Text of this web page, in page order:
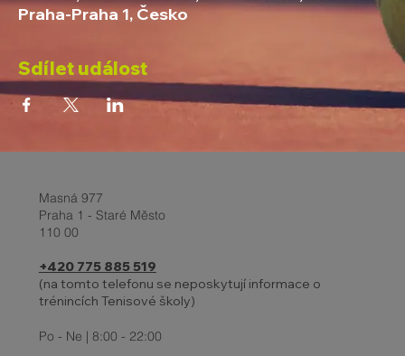
Praha-Praha 1, Česko
Sdílet událost
Masná 977
Praha 1 - Staré Město
110 00
+420 775 885 519
(na tomto telefonu se neposkytují informace o
trénincích Tenisové školy)
Po - Ne | 8:00 - 22:00